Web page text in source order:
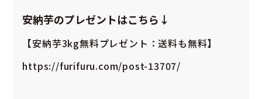
安納芋のプレゼントはこちら↓
【安納芋3kg無料プレゼント：送料も無料】
https://furifuru.com/post-13707/